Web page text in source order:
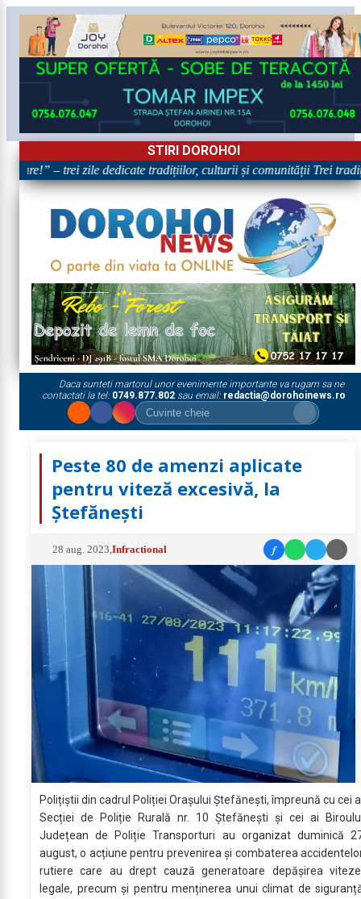
STIRI DOROHOI
– trei zile dedicate tradițiilor, culturii și comunității Trei
Daca sunteti martorul unor evenimente importante va rugam sa ne
contactati la tel: 0749.877.802sau email: redactia@dorohoinews.ro
Peste 80 de amenzi aplicate
pentru viteză excesivă, la
Ștefănești
28 aug. 2023 ,Infractional f
Polițiștii din cadrul Poliției Orașului Ștefănești, împreună cu cei
Secției de Poliție Rurală nr. 10 Ștefănești și cei ai
Județean de Poliție Transporturi au organizat duminică
august, o acțiune pentru prevenirea și combaterea
rutiere care au drept cauză generatoare depășirea
legale, precum și pentru menținerea unui climat de